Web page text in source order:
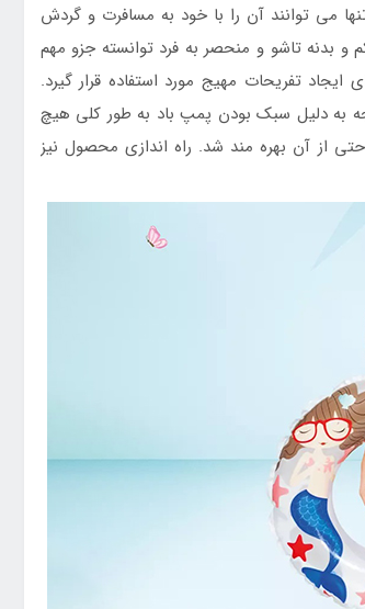
می توانند آن را با خود به مسافرت و گردش
و بدنه تاشو و منحصر به فرد توانسته جزو مهم
تفریحات مهیج مورد استفاده قرار گیرد.
به دلیل سبک بودن پمپ باد به طور کلی هیچ
از آن بهره مند شد. راه اندازی محصول نیز